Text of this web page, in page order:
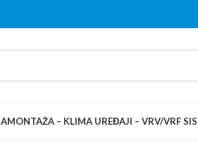
MONTAŽA – KLIMA UREĐAJI – VRV/VRF